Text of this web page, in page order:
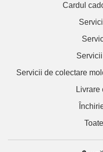
Cardul
Servicii de colectare
Livrare